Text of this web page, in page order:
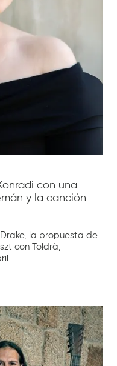
con una
y la canción
la propuesta de
con Toldrà,